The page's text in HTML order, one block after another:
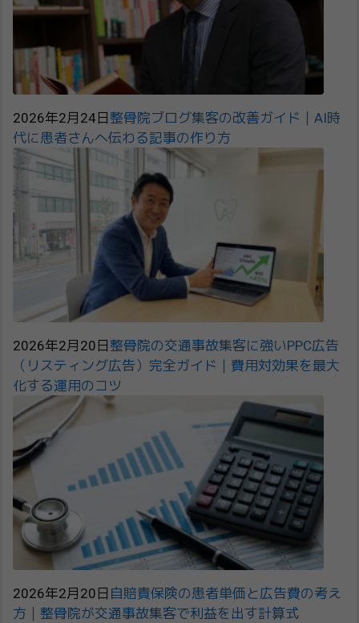
2026年2月24日 整骨院ブログ集客の改善ガイド｜AI時
代に患者さんへ伝わる記事の作り方
2026年2月20日 整骨院の交通事故集客に強いPPC広告
（リスティング広告）完全ガイド｜費用対効果を最大
化する運用のコツ
2026年2月20日 自賠責保険の患者単価と広告費の考え
方｜整骨院が交通事故集客で利益を出す計算式